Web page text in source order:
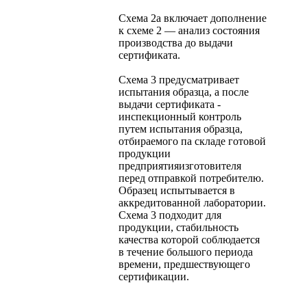
Схема 2а включает дополнение
к схеме 2 — анализ состояния
производства до выдачи
сертификата.
Схема 3 предусматривает
испытания образца, а после
выдачи сертификата -
инспекционный контроль
путем испытания образца,
отбираемого па складе готовой
продукции
предприятияизготовителя
перед отправкой потребителю.
Образец испытывается в
аккредитованной лаборатории.
Схема 3 подходит для
продукции, стабильность
качества которой соблюдается
в течение большого периода
времени, предшествующего
сертификации.